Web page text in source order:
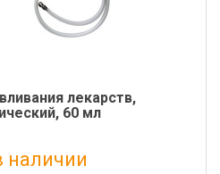
лекарств,
60 мл
наличии